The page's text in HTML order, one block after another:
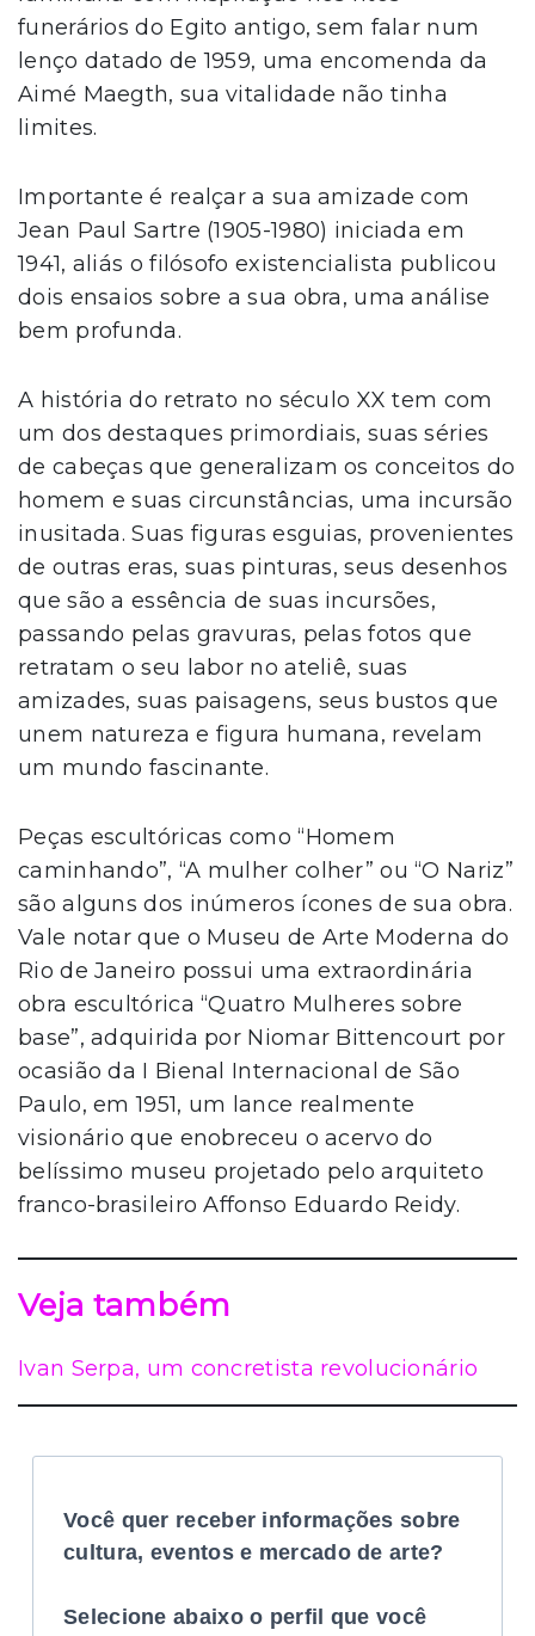
funerários do Egito antigo, sem falar num
lenço datado de 1959, uma encomenda da
Aimé Maegth, sua vitalidade não tinha
limites.
Importante é realçar a sua amizade com
Jean Paul Sartre (1905-1980) iniciada em
1941, aliás o filósofo existencialista publicou
dois ensaios sobre a sua obra, uma análise
bem profunda.
A história do retrato no século XX tem com
um dos destaques primordiais, suas séries
de cabeças que generalizam os conceitos do
homem e suas circunstâncias, uma incursão
inusitada. Suas figuras esguias, provenientes
de outras eras, suas pinturas, seus desenhos
que são a essência de suas incursões,
passando pelas gravuras, pelas fotos que
retratam o seu labor no ateliê, suas
amizades, suas paisagens, seus bustos que
unem natureza e figura humana, revelam
um mundo fascinante.
Peças escultóricas como “Homem
caminhando”, “A mulher colher” ou “O Nariz”
são alguns dos inúmeros ícones de sua obra.
Vale notar que o Museu de Arte Moderna do
Rio de Janeiro possui uma extraordinária
obra escultórica “Quatro Mulheres sobre
base”, adquirida por Niomar Bittencourt por
ocasião da I Bienal Internacional de São
Paulo, em 1951, um lance realmente
visionário que enobreceu o acervo do
belíssimo museu projetado pelo arquiteto
franco-brasileiro Affonso Eduardo Reidy.
Veja também
Ivan Serpa, um concretista revolucionário
Você quer receber informações sobre
cultura, eventos e mercado de arte?
Selecione abaixo o perfil que você